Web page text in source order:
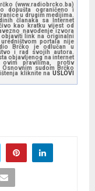
(www.radiobrcko.ba)
dopušta ograničeno i
u drugim medijima.
članaka sa Internet
kao kratku vijest od
navođenje izvora
link na originalni
portala nije
Brčko je odlučan u
i rad svojih autora.
objavljenog na internet
ovim pravilima, protiv
sudom Brčko
kliknite na USLOVI